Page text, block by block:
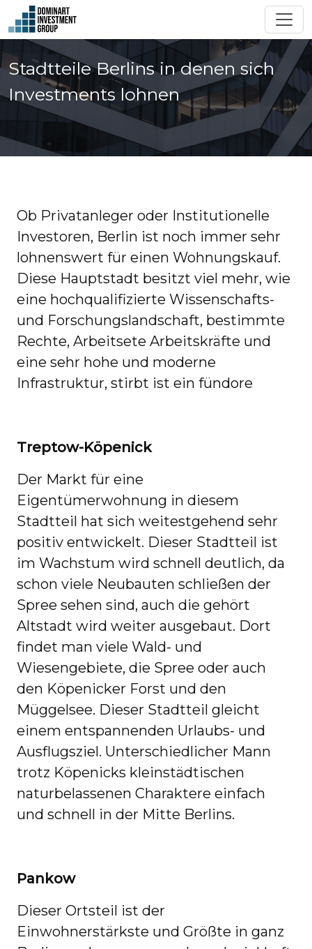
Stadtteile Berlins in denen sich
Investments lohnen
Ob Privatanleger oder Institutionelle
Investoren, Berlin ist noch immer sehr
lohnenswert für einen Wohnungskauf.
Diese Hauptstadt besitzt viel mehr, wie
eine hochqualifizierte Wissenschafts-
und Forschungslandschaft, bestimmte
Rechte, Arbeitsete Arbeitskräfte und
eine sehr hohe und moderne
Infrastruktur, stirbt ist ein fündore
Treptow-Köpenick
Der Markt für eine
Eigentümerwohnung in diesem
Stadtteil hat sich weitestgehend sehr
positiv entwickelt. Dieser Stadtteil ist
im Wachstum wird schnell deutlich, da
schon viele Neubauten schließen der
Spree sehen sind, auch die gehört
Altstadt wird weiter ausgebaut. Dort
findet man viele Wald- und
Wiesengebiete, die Spree oder auch
den Köpenicker Forst und den
Müggelsee. Dieser Stadtteil gleicht
einem entspannenden Urlaubs- und
Ausflugsziel. Unterschiedlicher Mann
trotz Köpenicks kleinstädtischen
naturbelassenen Charaktere einfach
und schnell in der Mitte Berlins.
Pankow
Dieser Ortsteil ist der
Einwohnerstärkste und Größte in ganz